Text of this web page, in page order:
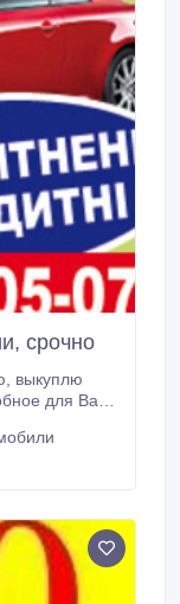
срочно
для Вас